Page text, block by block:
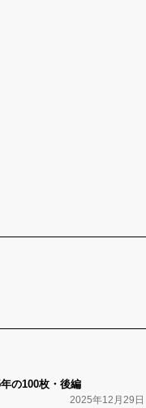
の100枚・後編
2025年12月29日